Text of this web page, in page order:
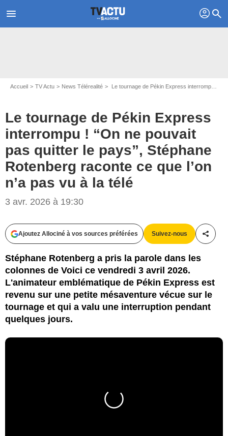
menu profil search
Accueil TV Actu News Télérealité Le tournage de Pékin Express interrompu ! “On ne pouvait pas quitter le pays”, Stéphane Rotenberg raconte ce que l’on n’a pas vu à la télé
Le tournage de Pékin Express
interrompu ! “On ne pouvait
pas quitter le pays”, Stéphane
Rotenberg raconte ce que l’on
n’a pas vu à la télé
3 avr. 2026 à 19:30
Ajoutez Allociné à vos sources préférées Suivez-nous
Stéphane Rotenberg a pris la parole dans les
colonnes de Voici ce vendredi 3 avril 2026.
L'animateur emblématique de Pékin Express est
revenu sur une petite mésaventure vécue sur le
tournage et qui a valu une interruption pendant
quelques jours.